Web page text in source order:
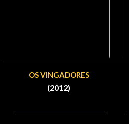
OS VINGADORES
(2012)